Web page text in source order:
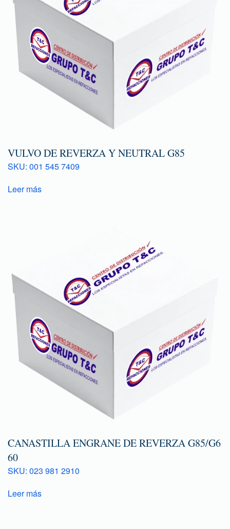
VULVO DE REVERZA Y NEUTRAL G85
SKU: 001 545 7409
Leer más
CANASTILLA ENGRANE DE REVERZA G85/G6
60
SKU: 023 981 2910
Leer más